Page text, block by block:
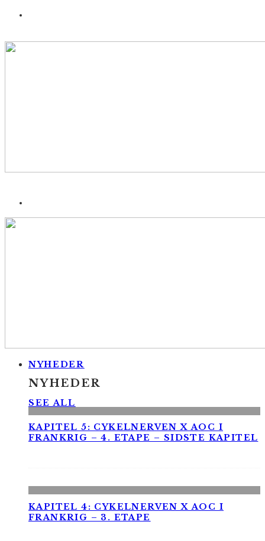
NYHEDER
NYHEDER
SEE ALL
KAPITEL 5: CYKELNERVEN X AOC I
FRANKRIG – 4. ETAPE – SIDSTE KAPITEL
KAPITEL 4: CYKELNERVEN X AOC I
FRANKRIG – 3. ETAPE